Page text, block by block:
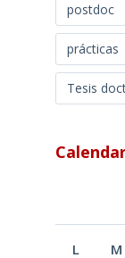
postdoc
prácticas
Tesis
L M